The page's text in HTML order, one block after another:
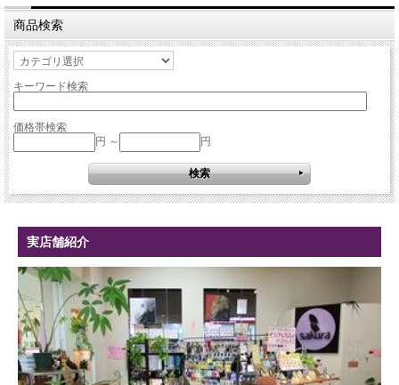
商品検索
キーワード検索
価格帯検索
円 ～
円
実店舗紹介